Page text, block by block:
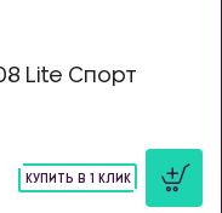
Lite Спорт
КУПИТЬ В 1 КЛИК